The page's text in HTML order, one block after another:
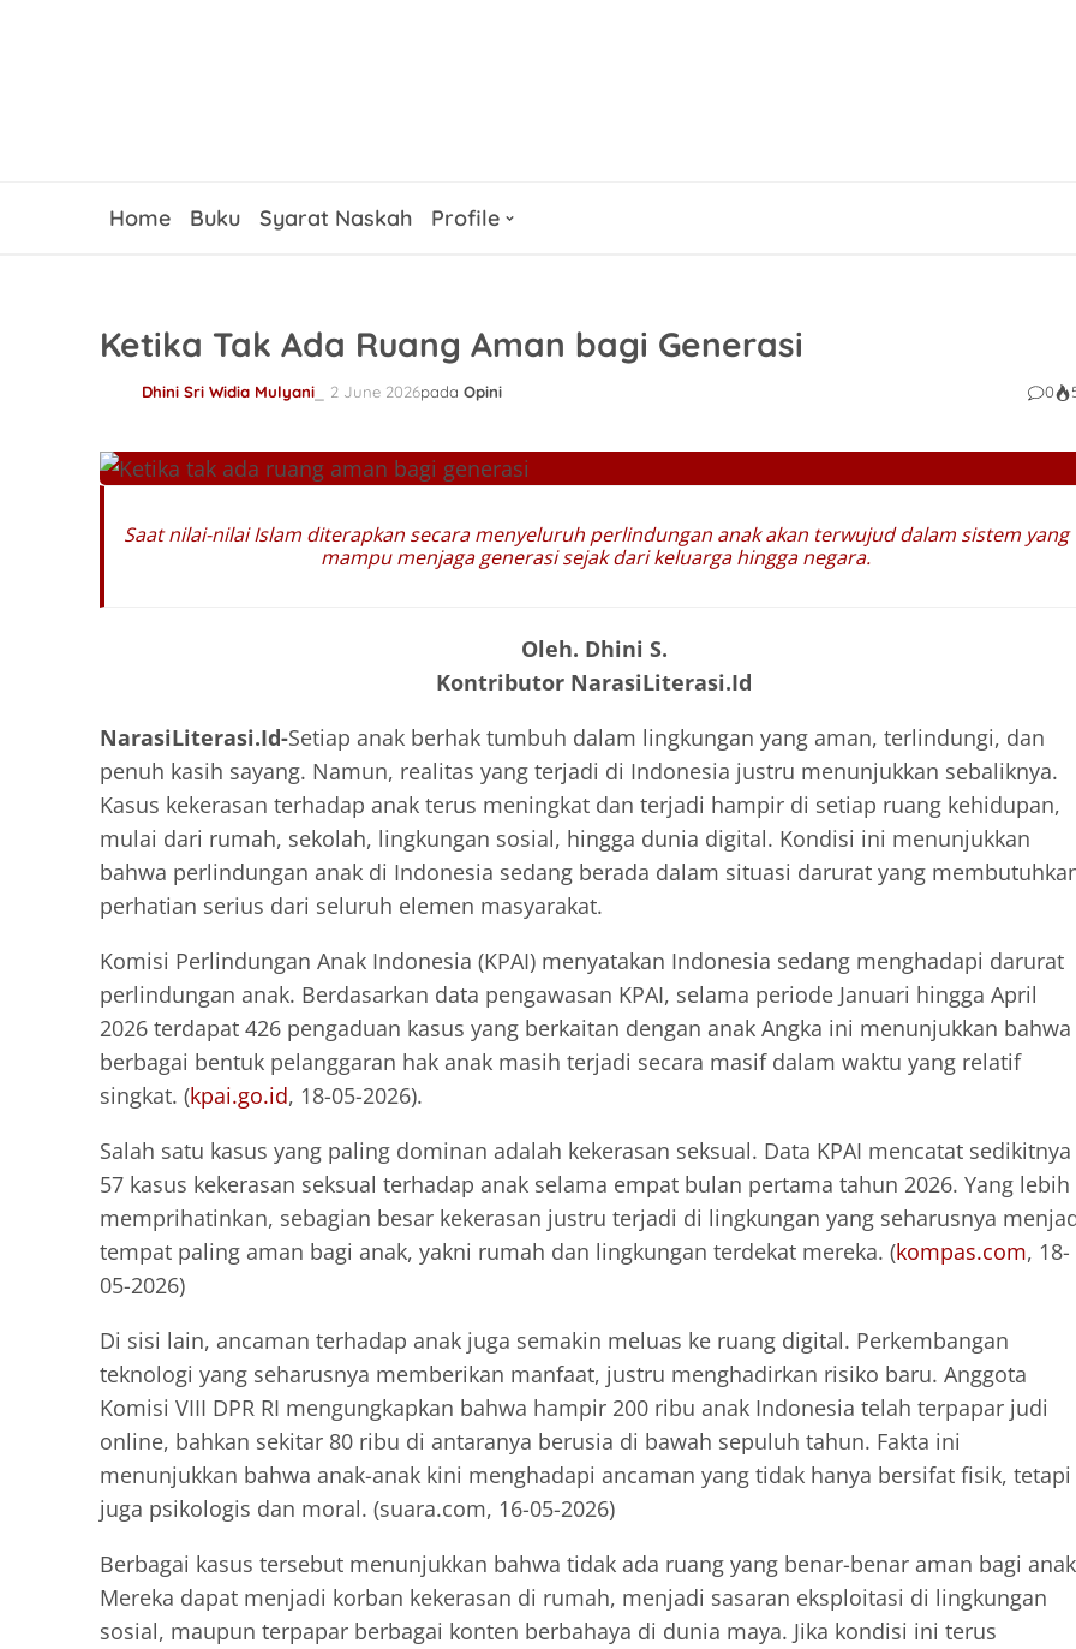
Home Buku Syarat Naskah Profile
Ketika Tak Ada Ruang Aman bagi Generasi
Dhini Sri Widia Mulyani 2 June 2026pada Opini 0
Saat nilai-nilai Islam diterapkan secara menyeluruh perlindungan anak akan terwujud dalam sistem yang
mampu menjaga generasi sejak dari keluarga hingga negara.
Oleh. Dhini S.
Kontributor NarasiLiterasi.Id
NarasiLiterasi.Id-Setiap anak berhak tumbuh dalam lingkungan yang aman, terlindungi, dan
penuh kasih sayang. Namun, realitas yang terjadi di Indonesia justru menunjukkan sebaliknya.
Kasus kekerasan terhadap anak terus meningkat dan terjadi hampir di setiap ruang kehidupan,
mulai dari rumah, sekolah, lingkungan sosial, hingga dunia digital. Kondisi ini menunjukkan
bahwa perlindungan anak di Indonesia sedang berada dalam situasi darurat yang
perhatian serius dari seluruh elemen masyarakat.
Komisi Perlindungan Anak Indonesia (KPAI) menyatakan Indonesia sedang menghadapi darurat
perlindungan anak. Berdasarkan data pengawasan KPAI, selama periode Januari hingga April
2026 terdapat 426 pengaduan kasus yang berkaitan dengan anak Angka ini menunjukkan bahwa
berbagai bentuk pelanggaran hak anak masih terjadi secara masif dalam waktu yang relatif
singkat. (kpai.go.id, 18-05-2026).
Salah satu kasus yang paling dominan adalah kekerasan seksual. Data KPAI mencatat sedikitnya
57 kasus kekerasan seksual terhadap anak selama empat bulan pertama tahun 2026. Yang lebih
memprihatinkan, sebagian besar kekerasan justru terjadi di lingkungan yang seharusnya
tempat paling aman bagi anak, yakni rumah dan lingkungan terdekat mereka. (kompas.com, 18-
05-2026)
Di sisi lain, ancaman terhadap anak juga semakin meluas ke ruang digital. Perkembangan
teknologi yang seharusnya memberikan manfaat, justru menghadirkan risiko baru. Anggota
Komisi VIII DPR RI mengungkapkan bahwa hampir 200 ribu anak Indonesia telah terpapar judi
online, bahkan sekitar 80 ribu di antaranya berusia di bawah sepuluh tahun. Fakta ini
menunjukkan bahwa anak-anak kini menghadapi ancaman yang tidak hanya bersifat fisik, tetapi
juga psikologis dan moral. (suara.com, 16-05-2026)
Berbagai kasus tersebut menunjukkan bahwa tidak ada ruang yang benar-benar aman bagi
Mereka dapat menjadi korban kekerasan di rumah, menjadi sasaran eksploitasi di lingkungan
sosial, maupun terpapar berbagai konten berbahaya di dunia maya. Jika kondisi ini terus